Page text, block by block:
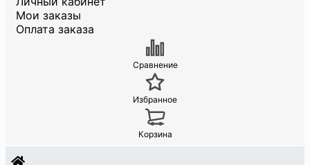
Мои заказы
Оплата заказа
Сравнение
Избранное
Корзина